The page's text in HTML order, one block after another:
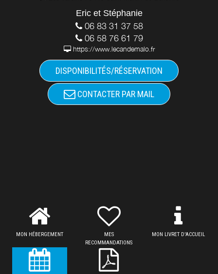
Eric et Stéphanie
06 83 31 37 58
06 58 76 61 79
https://www.lecandemalo.fr
DISPONIBILITÉS/RÉSERVATION
CONTACTER PAR MAIL
MON HÉBERGEMENT
MES
RECOMMANDATIONS
MON LIVRET D'ACCUEIL